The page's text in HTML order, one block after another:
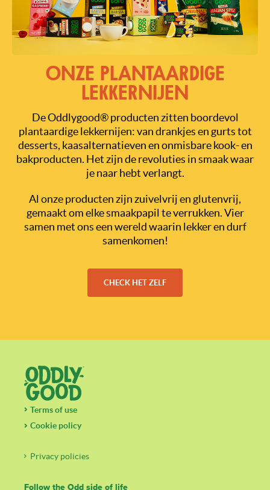
ONZE PLANTAARDIGE
LEKKERNIJEN
De Oddlygood® producten zitten boordevol
plantaardige lekkernijen: van drankjes en gurts tot
desserts, kaasalternatieven en onmisbare kook- en
bakproducten. Het zijn de revoluties in smaak waar
je naar hebt verlangt.
Al onze producten zijn zuivelvrij en glutenvrij,
gemaakt om elke smaakpapil te verrukken. Vier
samen met ons een wereld waarin lekker en durf
samenkomen!
CHECK HET ZELF
Terms of use
Cookie policy
Privacy policies
Follow the Odd side of life